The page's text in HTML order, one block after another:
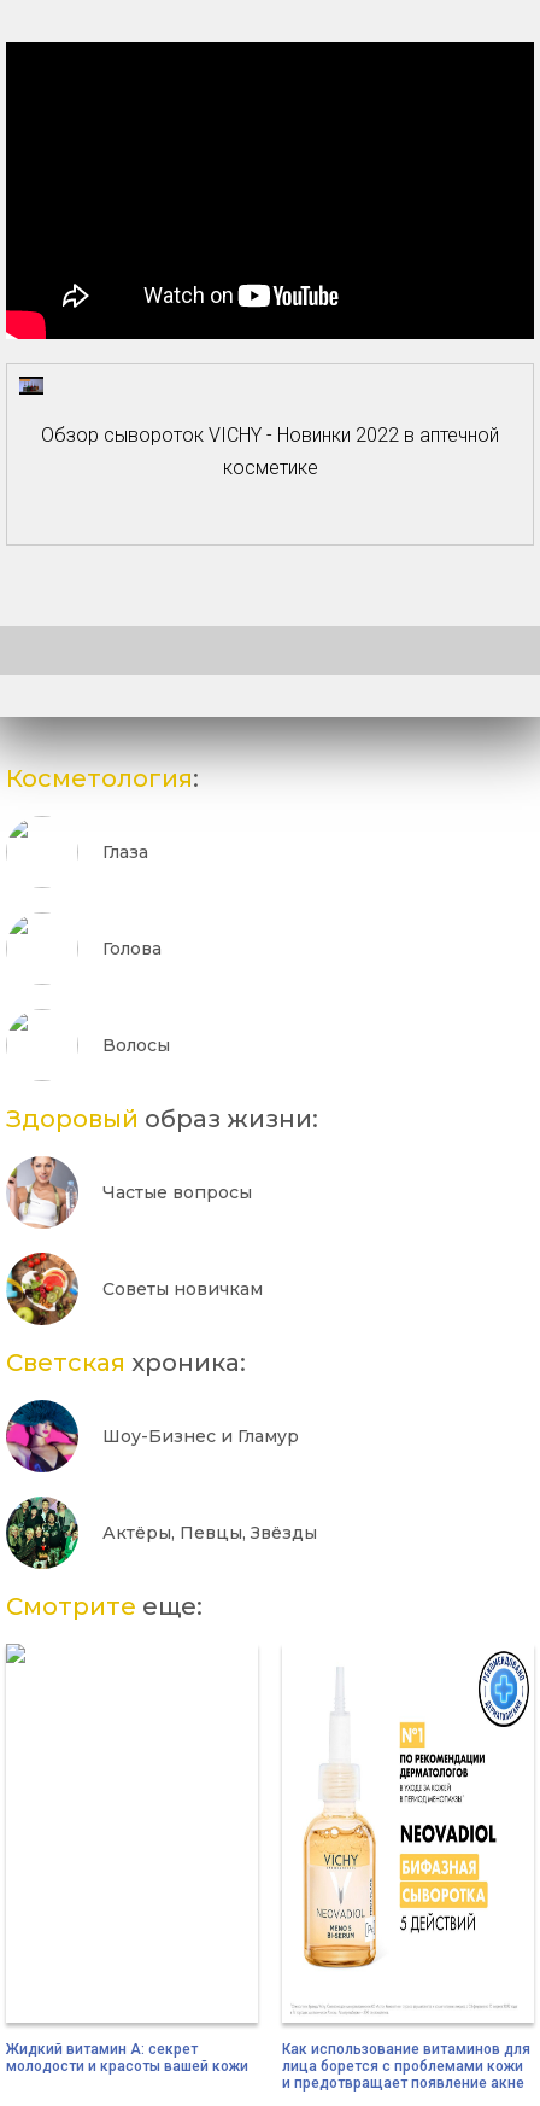
Обзор сывороток VICHY - Новинки 2022 в аптечной
косметике
Косметология:
Глаза
Голова
Волосы
Здоровый образ жизни:
Частые вопросы
Советы новичкам
Светская хроника:
Шоу-Бизнес и Гламур
Актёры, Певцы, Звёзды
Смотрите еще:
Жидкий витамин А: секрет
молодости и красоты вашей кожи
Как использование витаминов для
лица борется с проблемами кожи
и предотвращает появление акне